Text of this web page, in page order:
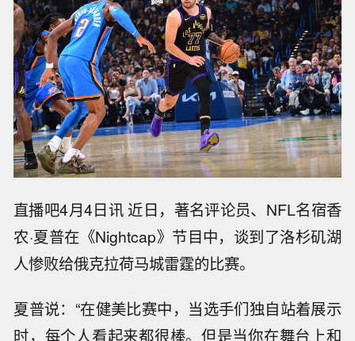
直播吧4月4日讯 近日，著名评论员、NFL名宿香
农·夏普在《Nightcap》节目中，谈到了洛杉矶湖
人惨败给俄克拉荷马城雷霆的比赛。
夏普说：“在健美比赛中，当选手们独自站着展示
时，每个人看起来都很棒。但是当你在舞台上和